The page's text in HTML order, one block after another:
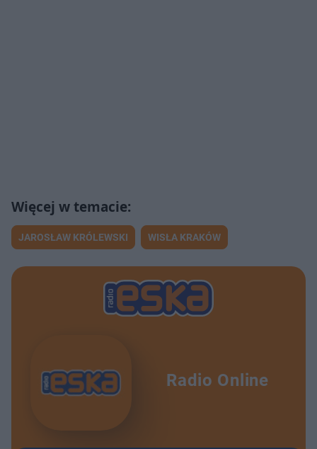
JAROSŁAW KRÓLEWSKI WISŁA KRAKÓW
Radio Online